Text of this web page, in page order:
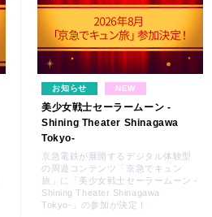
お知らせ NEW
美少女戦士セーラームーン -
Shining Theater Shinagawa
Tokyo-
京急電鉄が展開するデジタル体験型
の周遊コンテンツ「京急でキュン
旅」に「美少女戦士セーラームーン -
Shining Theater Shinagawa
Tokyo-」の参加が決定！